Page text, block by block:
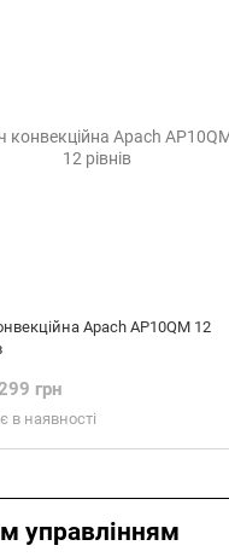
управлінням
Apach AP10QM 12
грн
в наявності